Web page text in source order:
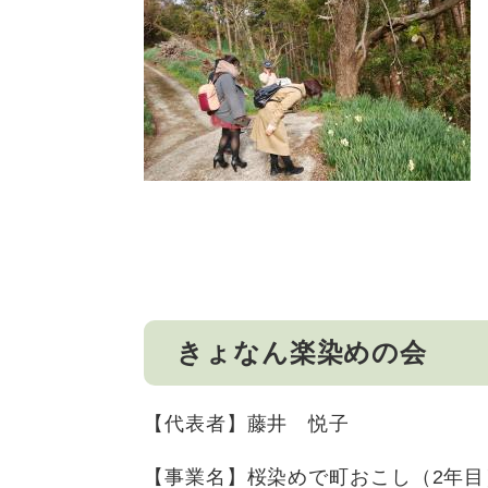
きょなん楽染めの会
【代表者】藤井 悦子
【事業名】桜染めで町おこし（2